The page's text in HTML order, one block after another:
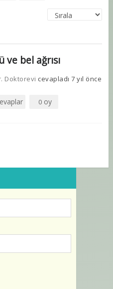
bel ağrısı
Doktorevi cevapladı 7 yıl önce
0 oy